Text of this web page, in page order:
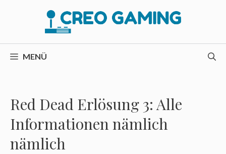
MENÜ
Red Dead Erlösung 3: Alle
Informationen nämlich
nämlich